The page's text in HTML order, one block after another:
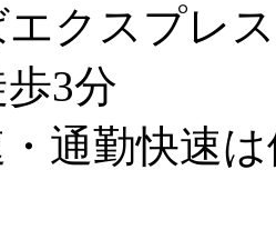
クスプレ
3分
通勤快速